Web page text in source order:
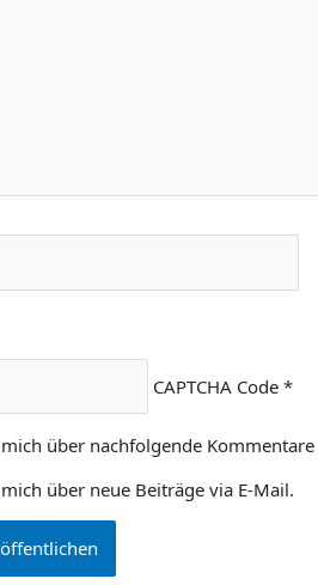
CAPTCHA Code*
über nachfolgende Kommentare
über neue Beiträge via E-Mail.